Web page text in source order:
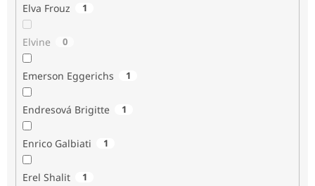
Elva Frouz 1
Elvine 0
Emerson Eggerichs 1
Endresová Brigitte 1
Enrico Galbiati 1
Erel Shalit 1